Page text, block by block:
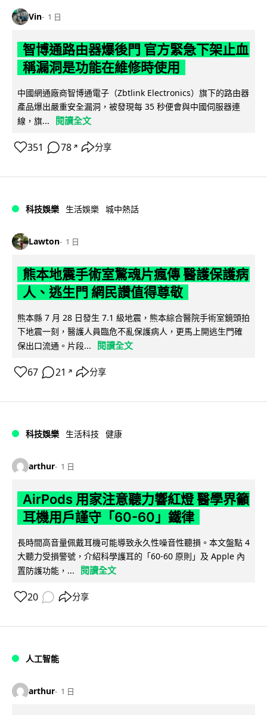
Vin 1 日
智博通路由器爆後門 官方緊急下架止血
稱漏洞是功能在維修時使用
中國網通廠商智博通電子（Zbtlink Electronics）旗下的路由器
產品爆出嚴重安全漏洞，被發現每 35 秒便會與中國伺服器連
線，旗...
閱讀全文
351 78 ↗ 分享
科技娛樂 生活娛樂 城中熱話
Lawton 1 日
熊本地震手術室驚魂片瘋傳 醫護保護病
人、逃生門 網民讚值得尊敬
熊本縣 7 月 28 日發生 7.1 級地震，熊本綜合醫院手術室鏡頭拍
下地震一刻，醫護人員臨危不亂保護病人，更馬上開逃生門確
保出口流通。片段...
閱讀全文
67 21 ↗ 分享
科技娛樂 生活科技 健康
arthur 1 日
AirPods 用家注意聽力響紅燈 醫學界籲
耳機用戶謹守「60-60」鐵律
長時間高音量佩戴耳機可能導致永久性噪音性聽損。本文盤點 4
大聽力受損警號，介紹科學護耳的「60-60 原則」及 Apple 內
置防護功能，...
閱讀全文
20 分享
人工智能
arthur 1 日